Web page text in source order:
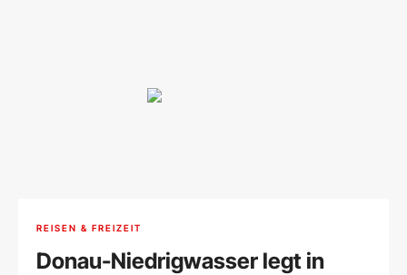
REISEN & FREIZEIT
Donau-Niedrigwasser legt in